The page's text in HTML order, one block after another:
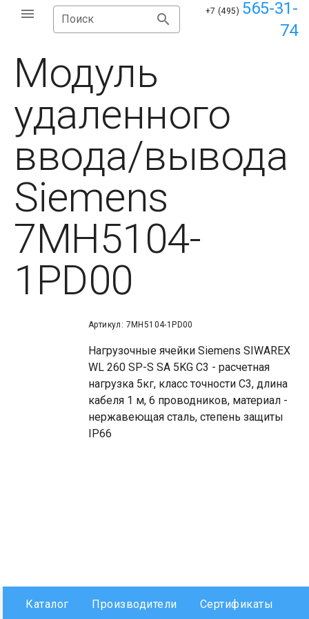
Поиск
+7 (495) 565-31-
74
Модуль
удаленного
ввода/вывода
Siemens
7MH5104-
1PD00
Артикул: 7MH5104-1PD00
Нагрузочные ячейки Siemens SIWAREX
WL 260 SP-S SA 5KG C3 - расчетная
нагрузка 5кг, класс точности С3, длина
кабеля 1 м, 6 проводников, материал -
нержавеющая сталь, степень защиты
IP66
Каталог Производители Сертификаты